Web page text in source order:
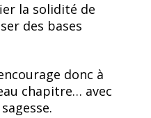
la solidité de
des bases
donc à
chapitre… avec